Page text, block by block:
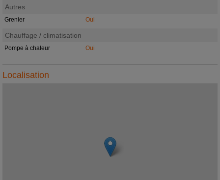
Autres
Grenier Oui
Chauffage / climatisation
Pompe à chaleur Oui
Localisation